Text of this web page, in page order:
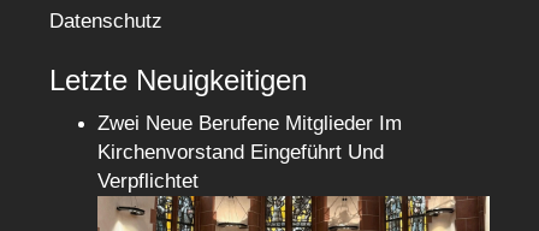
Datenschutz
Letzte Neuigkeitigen
Zwei Neue Berufene Mitglieder Im
Kirchenvorstand Eingeführt Und
Verpflichtet